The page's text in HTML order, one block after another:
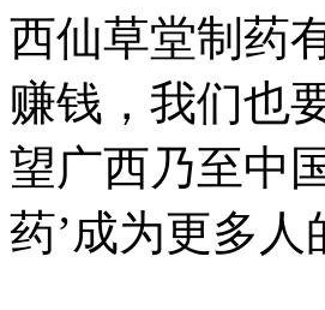
西仙草堂制药
赚钱，我们也
望广西乃至中
药’成为更多人